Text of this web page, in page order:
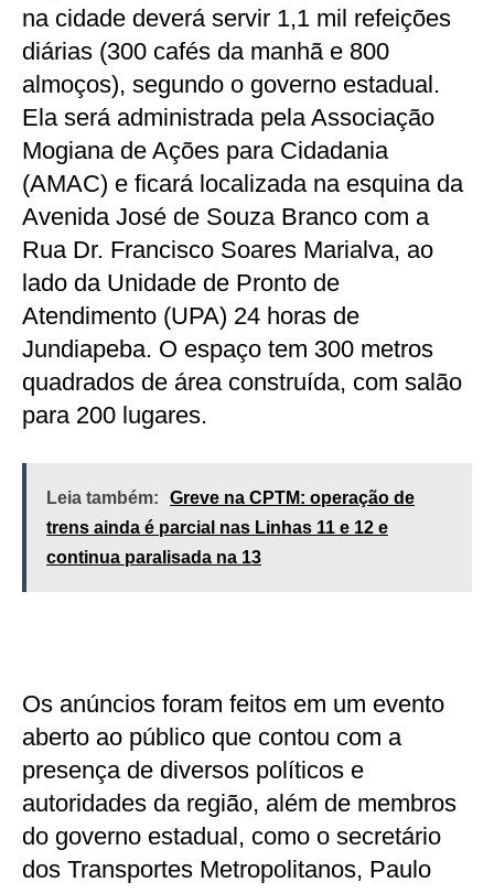
na cidade deverá servir 1,1 mil refeições
diárias (300 cafés da manhã e 800
almoços), segundo o governo estadual.
Ela será administrada pela Associação
Mogiana de Ações para Cidadania
(AMAC) e ficará localizada na esquina da
Avenida José de Souza Branco com a
Rua Dr. Francisco Soares Marialva, ao
lado da Unidade de Pronto de
Atendimento (UPA) 24 horas de
Jundiapeba. O espaço tem 300 metros
quadrados de área construída, com salão
para 200 lugares.
Leia também:
Greve na CPTM: operação de
trens ainda é parcial nas Linhas 11 e 12 e
continua paralisada na 13
Os anúncios foram feitos em um evento
aberto ao público que contou com a
presença de diversos políticos e
autoridades da região, além de membros
do governo estadual, como o secretário
dos Transportes Metropolitanos, Paulo